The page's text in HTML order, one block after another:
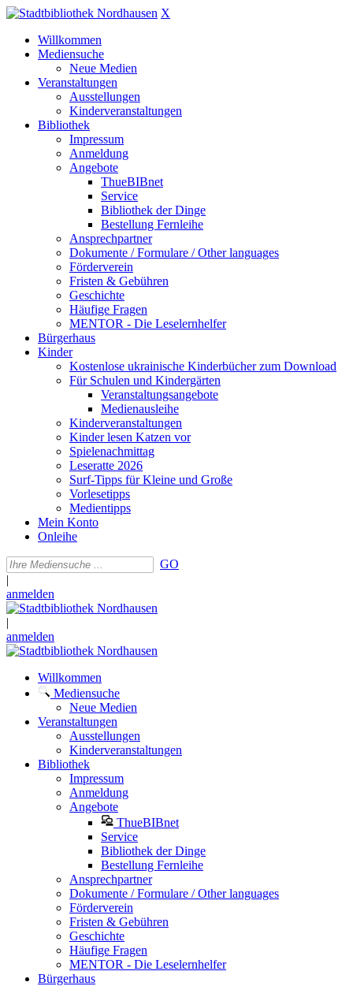
X
Willkommen
Mediensuche
Neue Medien
Veranstaltungen
Ausstellungen
Kinderveranstaltungen
Bibliothek
Impressum
Anmeldung
Angebote
ThueBIBnet
Service
Bibliothek der Dinge
Bestellung Fernleihe
Ansprechpartner
Dokumente / Formulare / Other languages
Förderverein
Fristen & Gebühren
Geschichte
Häufige Fragen
MENTOR - Die Leselernhelfer
Bürgerhaus
Kinder
Kostenlose ukrainische Kinderbücher zum Download
Für Schulen und Kindergärten
Veranstaltungsangebote
Medienausleihe
Kinderveranstaltungen
Kinder lesen Katzen vor
Spielenachmittag
Leseratte 2026
Surf-Tipps für Kleine und Große
Vorlesetipps
Medientipps
Mein Konto
Onleihe
GO
|
anmelden
|
anmelden
Willkommen
Mediensuche
Neue Medien
Veranstaltungen
Ausstellungen
Kinderveranstaltungen
Bibliothek
Impressum
Anmeldung
Angebote
ThueBIBnet
Service
Bibliothek der Dinge
Bestellung Fernleihe
Ansprechpartner
Dokumente / Formulare / Other languages
Förderverein
Fristen & Gebühren
Geschichte
Häufige Fragen
MENTOR - Die Leselernhelfer
Bürgerhaus